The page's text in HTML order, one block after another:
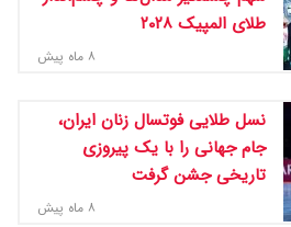
طلای المپیک ۲۰۲۸
۸ ماه پیش
نسل طلایی فوتسال زنان ایران،
جام جهانی را با یک پیروزی
تاریخی جشن گرفت
۸ ماه پیش